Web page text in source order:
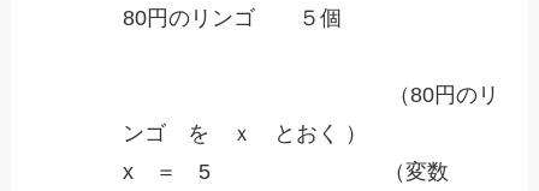
80円のリンゴ ５個
（80円のリ
ンゴ を ｘ とおく ）
x ＝ 5 （変数